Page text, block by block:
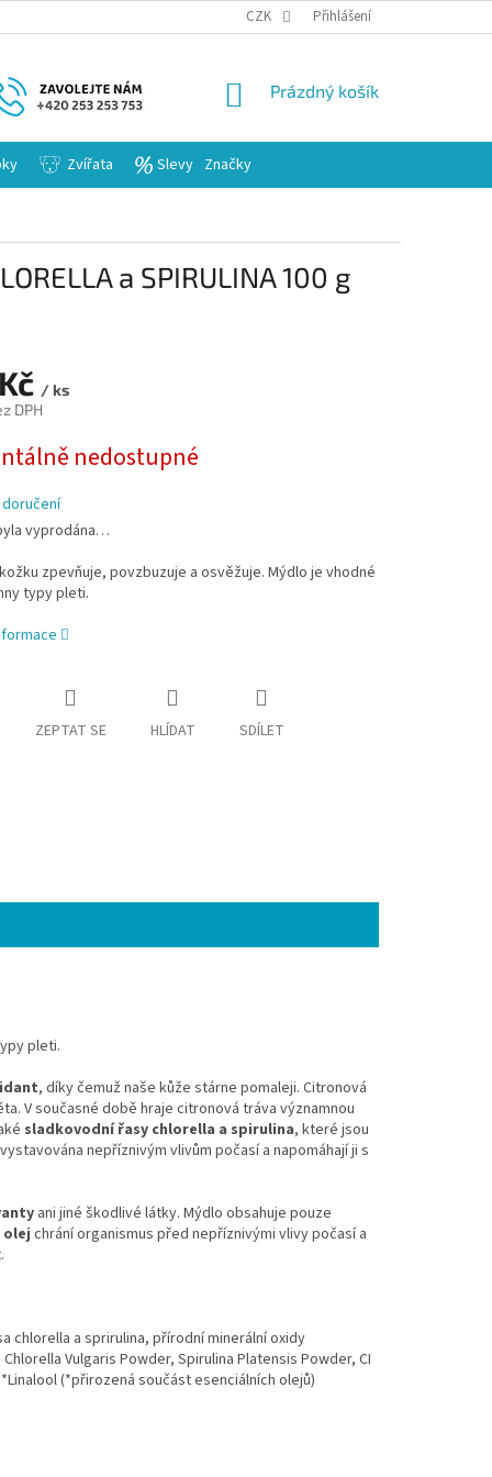
CZK Přihlášení
NÁKUPNÍ
Prázdný košík
Zvířata Slevy Značky
a SPIRULINA 100 g
/ ks
DPH
nedostupné
vyprodána…
zpevňuje, povzbuzuje a osvěžuje. Mýdlo je vhodné
typy pleti.
ZEPTAT SE HLÍDAT SDÍLET
pleti.
, díky čemuž naše kůže stárne pomaleji. Citronová
V současné době hraje citronová tráva významnou
sladkovodní řasy chlorella a spirulina, které jsou
nepříznivým vlivům počasí a napomáhají ji s
ani jiné škodlivé látky. Mýdlo obsahuje pouze
olejchrání organismus před nepříznivými vlivy počasí a
chlorella a sprirulina, přírodní minerální oxidy
Vulgaris Powder, Spirulina Platensis Powder, CI
(*přirozená součást esenciálních olejů)